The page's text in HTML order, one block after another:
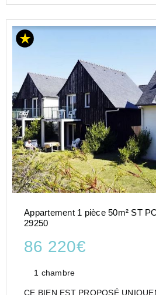
Appartement 1 pièce 50m² ST
29250
86 220€
1 chambre
CE BIEN EST PROPOSÉ